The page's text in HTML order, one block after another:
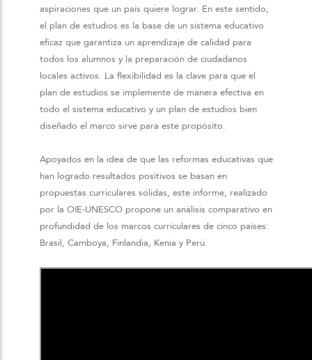
aspiraciones que un país quiere lograr. En este sentido,
el plan de estudios es la base de un sistema educativo
eficaz que garantiza un aprendizaje de calidad para
todos los alumnos y la preparación de ciudadanos
locales activos. La flexibilidad es la clave para que el
plan de estudios se implemente de manera efectiva en
todo el sistema educativo y un plan de estudios bien
diseñado el marco sirve para este propósito.
Apoyados en la idea de que las reformas educativas que
han logrado resultados positivos se basan en
propuestas curriculares sólidas, este informe, realizado
por la OIE-UNESCO propone un análisis comparativo en
profundidad de los marcos curriculares de cinco países:
Brasil, Camboya, Finlandia, Kenia y Perú.